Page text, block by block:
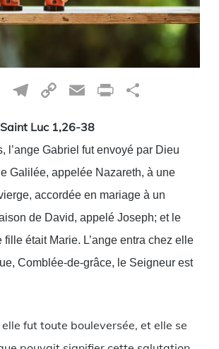
X Telegram
CopyEmailPrint
Luc 1,26-38
l’ange Gabriel fut envoyé par Dieu
Galilée, appelée Nazareth, à une
accordée en mariage à un
de David, appelé Joseph; et le
fille était Marie. L’ange entra chez elle
Comblée-de-grâce, le Seigneur est
fut toute bouleversée, et elle se